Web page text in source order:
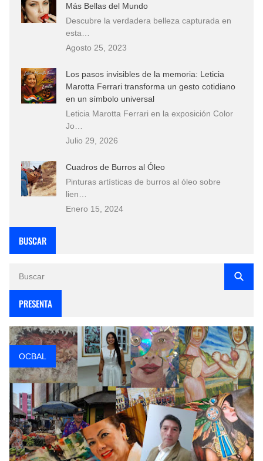
Más Bellas del Mundo
Descubre la verdadera belleza capturada en
esta…
Agosto 25, 2023
Los pasos invisibles de la memoria: Leticia
Marotta Ferrari transforma un gesto cotidiano
en un símbolo universal
Leticia Marotta Ferrari en la exposición Color
Jo…
Julio 29, 2026
Cuadros de Burros al Óleo
Pinturas artísticas de burros al óleo sobre
lien…
Enero 15, 2024
BUSCAR
PRESENTA
OCBAL